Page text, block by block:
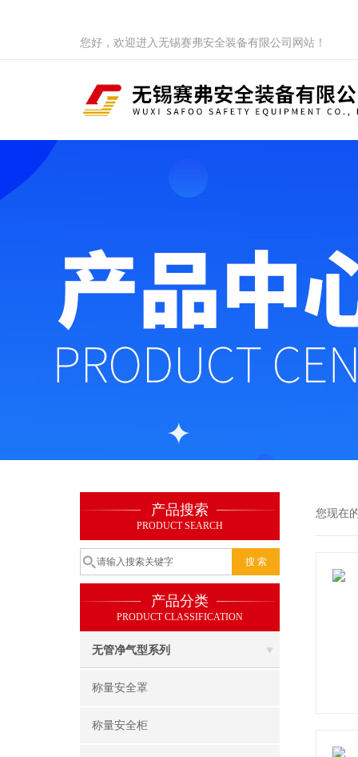
您好，欢迎进入无锡赛弗安全装备有限公司网站！
产品搜索
PRODUCT SEARCH
产品分类
PRODUCT CLASSIFICATION
无管净气型系列
称量安全罩
称量安全柜
您现在